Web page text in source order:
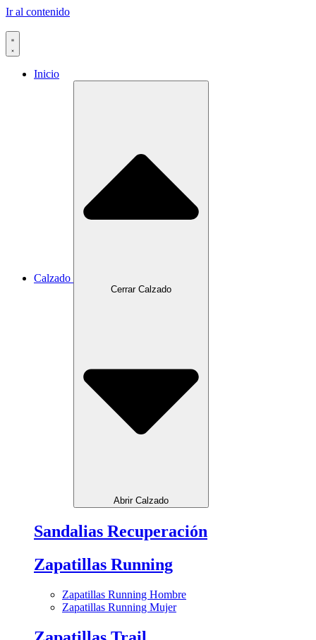
Ir al contenido
Inicio
Calzado
Cerrar Calzado
Abrir Calzado
Sandalias Recuperación
Zapatillas Running
Zapatillas Running Hombre
Zapatillas Running Mujer